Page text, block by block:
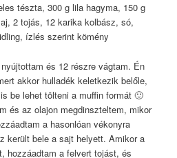
tészta, 300 g lila hagyma, 150 g
2 tojás, 12 karika kolbász, só,
ízlés szerint kömény
és 12 részre vágtam. Én
akkor hulladék keletkezik belőle,
be lehet tölteni a muffin formát 🙂
és az olajon megdinszteltem, mikor
a hasonlóan vékonyra
került bele a sajt helyett. Amikor a
hozzáadtam a felvert tojást, és